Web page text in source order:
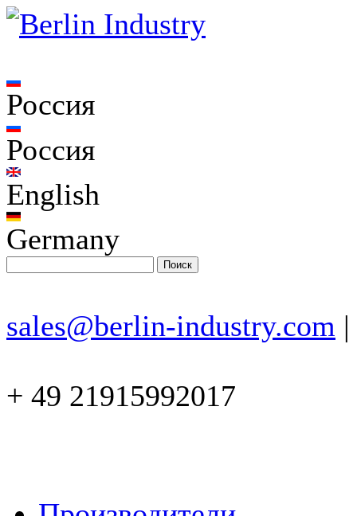
Россия
Россия
English
Germany
sales@berlin-industry.com |
+ 49 21915992017